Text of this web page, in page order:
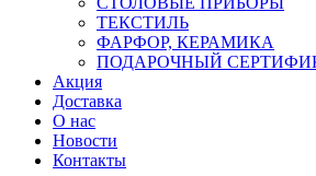
ТЕКСТИЛЬ
ФАРФОР, КЕРАМИКА
ПОДАРОЧНЫЙ
Акция
Доставка
О нас
Новости
Контакты